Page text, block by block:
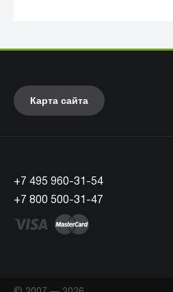
Карта сайта
+7 495 960-31-54
+7 800 500-31-47